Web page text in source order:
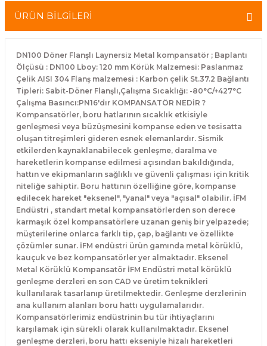
ÜRÜN BİLGİLERİ
DN100 Döner Flanşlı Laynersiz Metal kompansatör ; Baplantı
Ölçüsü : DN100 Lboy: 120 mm Körük Malzemesi: Paslanmaz
Çelik AISI 304 Flanş malzemesi : Karbon çelik St.37.2 Bağlantı
Tipleri: Sabit-Döner Flanşlı,Çalışma Sıcaklığı: -80°C/+427°C
Çalışma Basıncı:PN16'dır KOMPANSATÖR NEDİR ?
Kompansatörler, boru hatlarının sıcaklık etkisiyle
genleşmesi veya büzüşmesini kompanse eden ve tesisatta
oluşan titreşimleri gideren esnek elemanlardır. Sismik
etkilerden kaynaklanabilecek genleşme, daralma ve
hareketlerin kompanse edilmesi açısından bakıldığında,
hattın ve ekipmanların sağlıklı ve güvenli çalışması için kritik
niteliğe sahiptir. Boru hattının özelliğine göre, kompanse
edilecek hareket "eksenel", "yanal" veya "açısal" olabilir. İFM
Endüstri , standart metal kompansatörlerden son derece
karmaşık özel kompansatörlere uzanan geniş bir yelpazede;
müşterilerine onlarca farklı tip, çap, bağlantı ve özellikte
çözümler sunar. İFM endüstri ürün gamında metal körüklü,
kauçuk ve bez kompansatörler yer almaktadır. Eksenel
Metal Körüklü Kompansatör İFM Endüstri metal körüklü
genleşme derzleri en son CAD ve üretim teknikleri
kullanılarak tasarlanıp üretilmektedir. Genleşme derzlerinin
ana kullanım alanları boru hattı uygulamalarıdır.
Kompansatörlerimiz endüstrinin bu tür ihtiyaçlarını
karşılamak için sürekli olarak kullanılmaktadır. Eksenel
genleşme derzleri, boru hattı ekseniyle hizalı hareketleri